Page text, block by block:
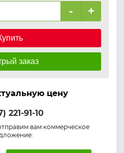
- +
заказ
цену
221-91-10
вам коммерческое